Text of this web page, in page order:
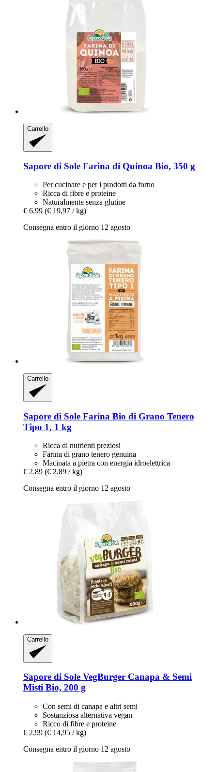
Carrello
Sapore di Sole Farina di Quinoa Bio, 350 g
Per cucinare e per i prodotti da forno
Ricca di fibre e proteine
Naturalmente senza glutine
€ 6,99 (€ 19,97 / kg)
Consegna entro il giorno 12 agosto
Carrello
Sapore di Sole Farina Bio di Grano Tenero
Tipo 1, 1 kg
Ricca di nutrienti preziosi
Farina di grano tenero genuina
Macinata a pietra con energia idroelettrica
€ 2,89 (€ 2,89 / kg)
Consegna entro il giorno 12 agosto
Carrello
Sapore di Sole VegBurger Canapa & Semi
Misti Bio, 200 g
Con semi di canapa e altri semi
Sostanziosa alternativa vegan
Ricco di fibre e proteine
€ 2,99 (€ 14,95 / kg)
Consegna entro il giorno 12 agosto